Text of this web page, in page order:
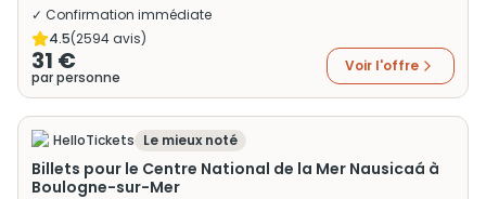
✓ Confirmation immédiate
4.5(2594avis)
31 €
par personne
Voir l'offre
HelloTickets Le mieux noté
Billets pour le Centre National de la Mer Nausicaá à
Boulogne-sur-Mer